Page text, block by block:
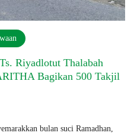
Riyadlotut Thalabah
Bagikan 500 Takjil
bulan suci Ramadhan,